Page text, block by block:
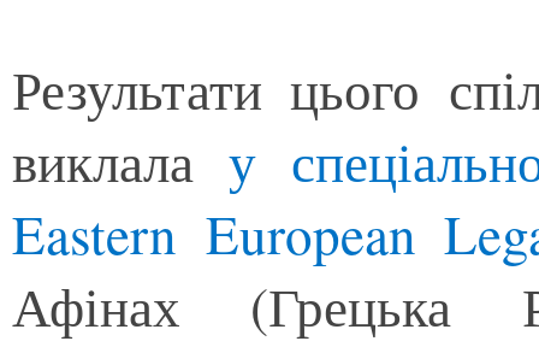
Результати цього
виклалау
Eastern European
Афінах (Грецька